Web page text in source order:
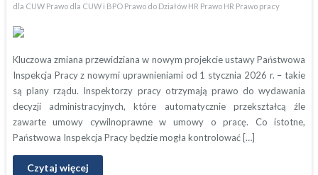
dla CUW Prawo dla CUW i BPO Prawo do Działów HR Prawo HR Prawo pracy
Kluczowa zmiana przewidziana w nowym projekcie ustawy Państwowa
Inspekcja Pracy z nowymi uprawnieniami od 1 stycznia 2026 r. – takie
są plany rządu. Inspektorzy pracy otrzymają prawo do wydawania
decyzji administracyjnych, które automatycznie przekształcą źle
zawarte umowy cywilnoprawne w umowy o pracę. Co istotne,
Państwowa Inspekcja Pracy będzie mogła kontrolować […]
Czytaj więcej